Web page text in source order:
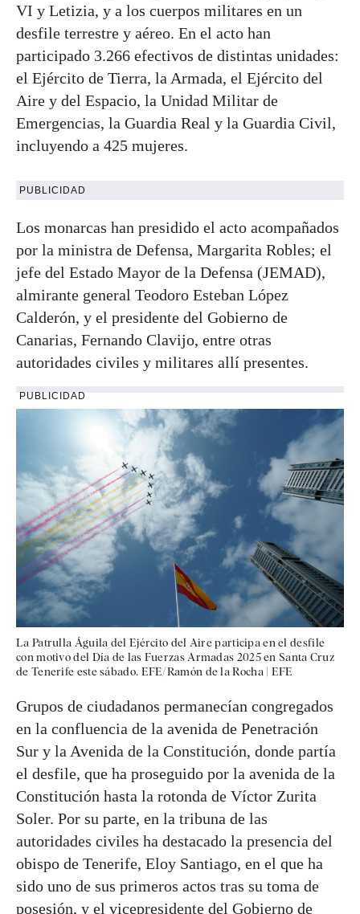
VI y Letizia, y a los cuerpos militares en un
desfile terrestre y aéreo. En el acto han
participado 3.266 efectivos de distintas unidades:
el Ejército de Tierra, la Armada, el Ejército del
Aire y del Espacio, la Unidad Militar de
Emergencias, la Guardia Real y la Guardia Civil,
incluyendo a 425 mujeres.
PUBLICIDAD
Los monarcas han presidido el acto acompañados
por la ministra de Defensa, Margarita Robles; el
jefe del Estado Mayor de la Defensa (JEMAD),
almirante general Teodoro Esteban López
Calderón, y el presidente del Gobierno de
Canarias, Fernando Clavijo, entre otras
autoridades civiles y militares allí presentes.
PUBLICIDAD
La Patrulla Águila del Ejército del Aire participa en el desfile
con motivo del Día de las Fuerzas Armadas 2025 en Santa Cruz
de Tenerife este sábado. EFE/Ramón de la Rocha | EFE
Grupos de ciudadanos permanecían congregados
en la confluencia de la avenida de Penetración
Sur y la Avenida de la Constitución, donde partía
el desfile, que ha proseguido por la avenida de la
Constitución hasta la rotonda de Víctor Zurita
Soler. Por su parte, en la tribuna de las
autoridades civiles ha destacado la presencia del
obispo de Tenerife, Eloy Santiago, en el que ha
sido uno de sus primeros actos tras su toma de
posesión, y el vicepresidente del Gobierno de